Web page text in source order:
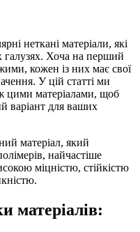
неткані матеріали, які
галузях. Хоча на перший
кожен із них має свої
У цій статті ми
цими матеріалами, щоб
варіант для ваших
матеріал, який
найчастіше
міцністю, стійкістю
матеріалів: